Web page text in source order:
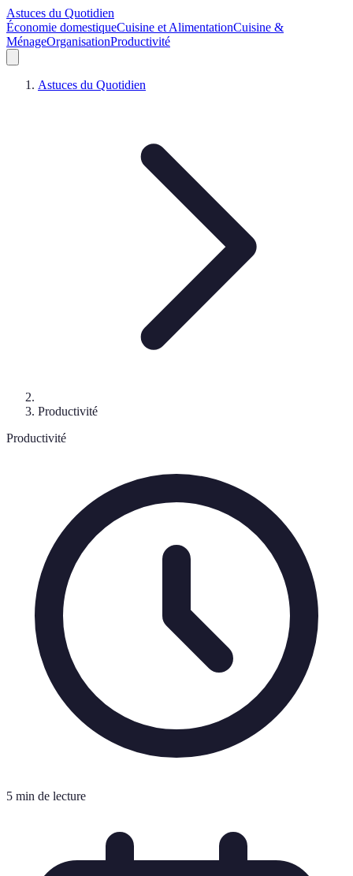
Astuces du Quotidien
Économie domestiqueCuisine et AlimentationCuisine &
MénageOrganisationProductivité
Astuces du Quotidien
Productivité
Productivité
5 min de lecture